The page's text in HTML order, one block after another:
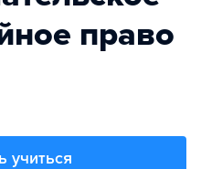
право
учиться